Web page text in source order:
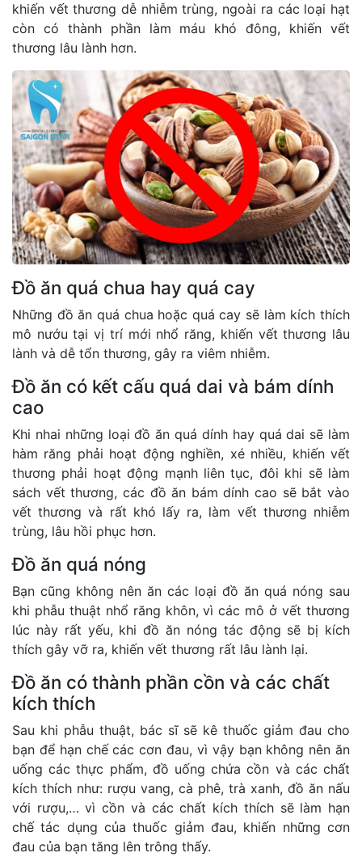
khiến vết thương dễ nhiễm trùng, ngoài ra các loại hạt
còn có thành phần làm máu khó đông, khiến vết
thương lâu lành hơn.
Đồ ăn quá chua hay quá cay
Những đồ ăn quá chua hoặc quá cay sẽ làm kích thích
mô nướu tại vị trí mới nhổ răng, khiến vết thương lâu
lành và dễ tổn thương, gây ra viêm nhiễm.
Đồ ăn có kết cấu quá dai và bám dính
cao
Khi nhai những loại đồ ăn quá dính hay quá dai sẽ làm
hàm răng phải hoạt động nghiền, xé nhiều, khiến vết
thương phải hoạt động mạnh liên tục, đôi khi sẽ làm
sách vết thương, các đồ ăn bám dính cao sẽ bắt vào
vết thương và rất khó lấy ra, làm vết thương nhiễm
trùng, lâu hồi phục hơn.
Đồ ăn quá nóng
Bạn cũng không nên ăn các loại đồ ăn quá nóng sau
khi phẫu thuật nhổ răng khôn, vì các mô ở vết thương
lúc này rất yếu, khi đồ ăn nóng tác động sẽ bị kích
thích gây vỡ ra, khiến vết thương rất lâu lành lại.
Đồ ăn có thành phần cồn và các chất
kích thích
Sau khi phẫu thuật, bác sĩ sẽ kê thuốc giảm đau cho
bạn để hạn chế các cơn đau, vì vậy bạn không nên ăn
uống các thực phẩm, đồ uống chứa cồn và các chất
kích thích như: rượu vang, cà phê, trà xanh, đồ ăn nấu
với rượu,… vì cồn và các chất kích thích sẽ làm hạn
chế tác dụng của thuốc giảm đau, khiến những cơn
đau của bạn tăng lên trông thấy.